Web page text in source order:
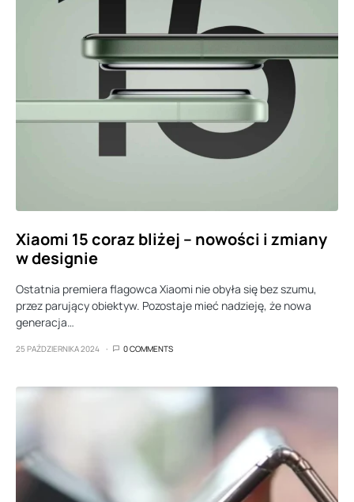
Xiaomi 15 coraz bliżej – nowości i zmiany
w designie
Ostatnia premiera flagowca Xiaomi nie obyła się bez szumu,
przez parujący obiektyw. Pozostaje mieć nadzieję, że nowa
generacja…
25 PAŹDZIERNIKA 2024 0 COMMENTS